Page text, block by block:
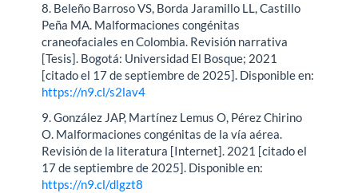
8. Beleño Barroso VS, Borda Jaramillo LL, Castillo
Peña MA. Malformaciones congénitas
craneofaciales en Colombia. Revisión narrativa
[Tesis]. Bogotá: Universidad El Bosque; 2021
[citado el 17 de septiembre de 2025]. Disponible en:
https://n9.cl/s2lav4
9. González JAP, Martínez Lemus O, Pérez Chirino
O. Malformaciones congénitas de la vía aérea.
Revisión de la literatura [Internet]. 2021 [citado el
17 de septiembre de 2025]. Disponible en:
https://n9.cl/dlgzt8